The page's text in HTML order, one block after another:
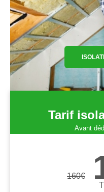
Tarif
Avant
160€